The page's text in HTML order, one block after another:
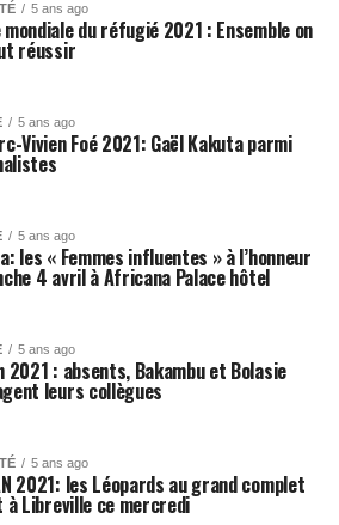
5 ans ago
mondiale du réfugié 2021 : Ensemble on
réussir
5 ans ago
Vivien Foé 2021: Gaël Kakuta parmi
5 ans ago
les « Femmes influentes » à l’honneur
4 avril à Africana Palace hôtel
5 ans ago
2021 : absents, Bakambu et Bolasie
leurs collègues
5 ans ago
2021: les Léopards au grand complet
Libreville ce mercredi